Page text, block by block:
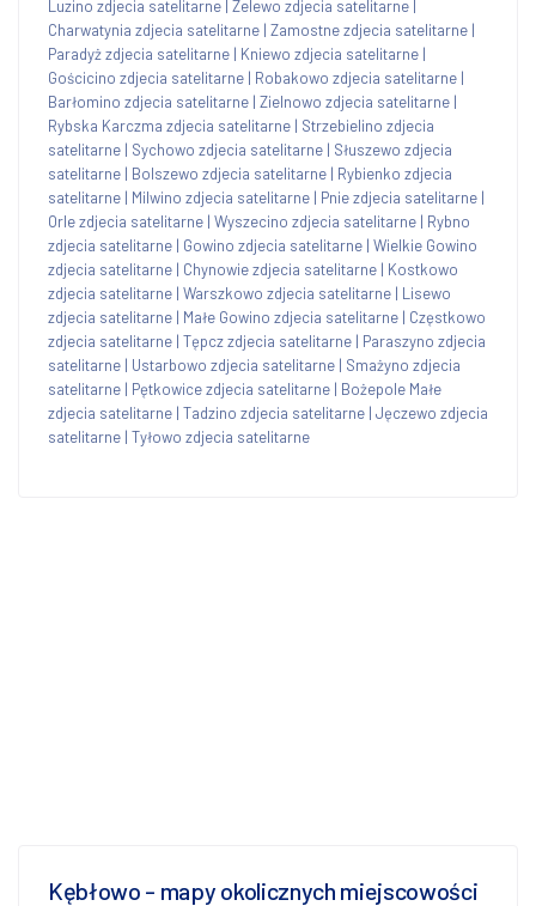
Luzino zdjecia satelitarne Zelewo zdjecia satelitarne
Charwatynia zdjecia satelitarne | Zamostne zdjecia satelitarne |
Paradyż zdjecia satelitarne | Kniewo zdjecia satelitarne |
Gościcino zdjecia satelitarne | Robakowo zdjecia satelitarne |
Barłomino zdjecia satelitarne | Zielnowo zdjecia satelitarne |
Rybska Karczma zdjecia satelitarne | Strzebielino zdjecia
satelitarne | Sychowo zdjecia satelitarne | Słuszewo zdjecia
satelitarne | Bolszewo zdjecia satelitarne | Rybienko zdjecia
satelitarne | Milwino zdjecia satelitarne | Pnie zdjecia satelitarne |
Orle zdjecia satelitarne | Wyszecino zdjecia satelitarne | Rybno
zdjecia satelitarne | Gowino zdjecia satelitarne | Wielkie Gowino
zdjecia satelitarne | Chynowie zdjecia satelitarne | Kostkowo
zdjecia satelitarne | Warszkowo zdjecia satelitarne | Lisewo
zdjecia satelitarne | Małe Gowino zdjecia satelitarne | Częstkowo
zdjecia satelitarne | Tępcz zdjecia satelitarne | Paraszyno zdjecia
satelitarne | Ustarbowo zdjecia satelitarne | Smażyno zdjecia
satelitarne | Pętkowice zdjecia satelitarne | Bożepole Małe
zdjecia satelitarne | Tadzino zdjecia satelitarne | Jęczewo zdjecia
satelitarne | Tyłowo zdjecia satelitarne
Kębłowo - mapy okolicznych miejscowości